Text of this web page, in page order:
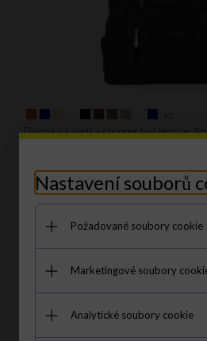
Dámská kabelka shopper bag Hernan
1352,00CZK 1592,00 CZK
S kódem EXTRA38:838.24 CZK|
Nastavení souborů
Požadované soubory cookie
Marketingové soubory
Analytické soubory cookie